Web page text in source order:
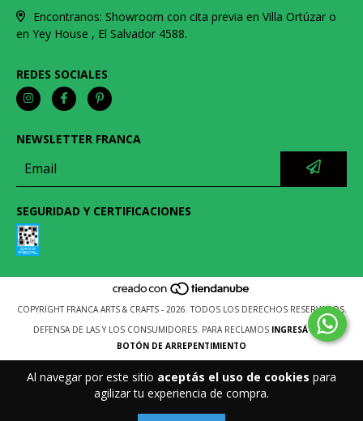
Al navegar por este sitio aceptás el uso de cookies para
agilizar tu experiencia de compra.
Encontranos: Showroom con cita previa en Villa Ortúzar o
en Yey House , El Salvador 4588.
REDES SOCIALES
NEWSLETTER FRANCA
SEGURIDAD Y CERTIFICACIONES
COPYRIGHT FRANCA ARTS & CRAFTS - 2026. TODOS LOS DERECHOS RESERVADOS.
DEFENSA DE LAS Y LOS CONSUMIDORES. PARA RECLAMOS INGRESÁ ACÁ.
BOTÓN DE ARREPENTIMIENTO